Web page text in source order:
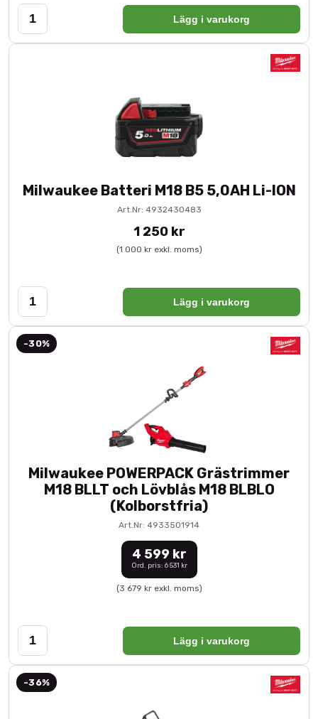
Lägg i varukorg
Milwaukee Batteri M18 B5 5,0AH Li-ION
Art.Nr: 4932430483
1 250 kr
(1 000 kr exkl. moms)
Lägg i varukorg
-30%
Milwaukee POWERPACK Grästrimmer
M18 BLLT och Lövblås M18 BLBLO
(Kolborstfria)
Art.Nr: 4933501914
4 599 kr
Ord. pris: 6 531 kr
(3 679 kr exkl. moms)
Lägg i varukorg
-36%